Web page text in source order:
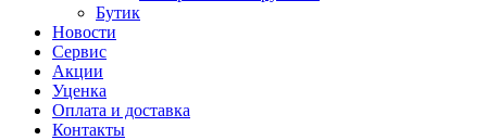
Бутик
Новости
Сервис
Акции
Уценка
Оплата и доставка
Контакты